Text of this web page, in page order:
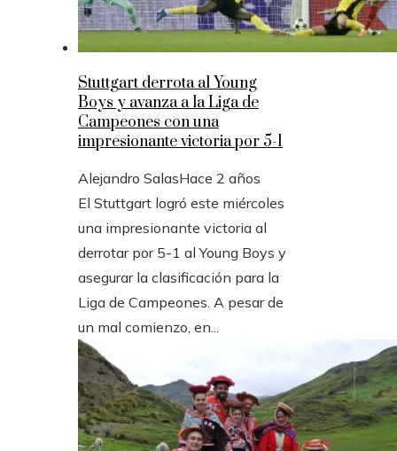
Stuttgart derrota al Young
Boys y avanza a la Liga de
Campeones con una
impresionante victoria por 5-1
Alejandro SalasHace 2 años
El Stuttgart logró este miércoles
una impresionante victoria al
derrotar por 5-1 al Young Boys y
asegurar la clasificación para la
Liga de Campeones. A pesar de
un mal comienzo, en...